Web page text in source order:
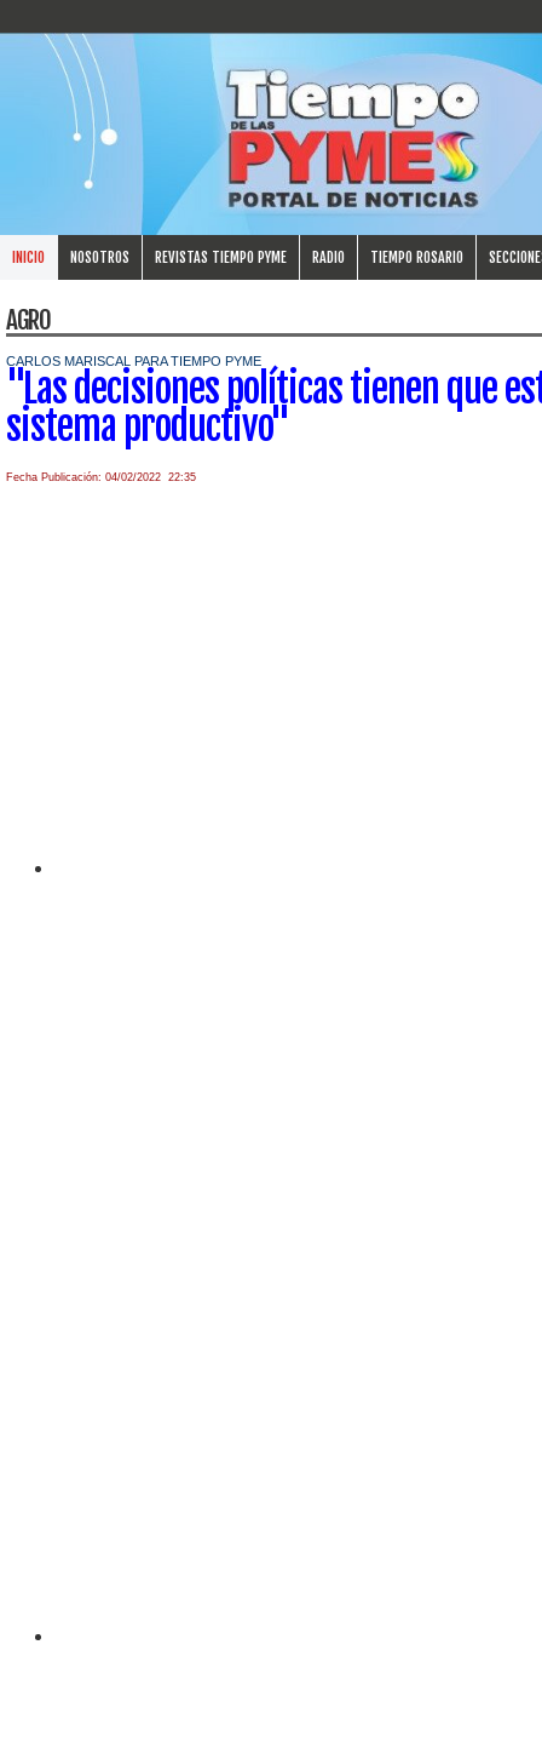
INICIO NOSOTROS REVISTAS TIEMPO PYME RADIO TIEMPO ROSARIO
AGRO
CARLOS MARISCAL PARA TIEMPO PYME
"Las decisiones políticas tienen que
sistema productivo"
Fecha Publicación: 04/02/2022 22:35